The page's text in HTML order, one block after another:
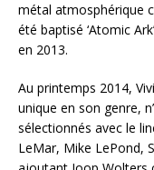
métal atmosphérique
été baptisé ‘Atomic
en 2013.
Au printemps 2014,
unique en son genre,
sélectionnés avec le
LeMar, Mike LePond,